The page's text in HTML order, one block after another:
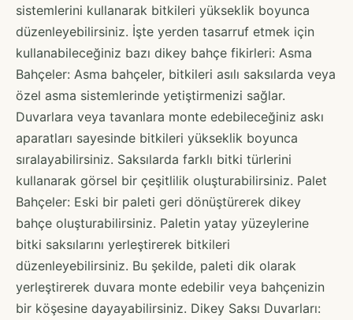
sistemlerini kullanarak bitkileri yükseklik boyunca
düzenleyebilirsiniz. İşte yerden tasarruf etmek için
kullanabileceğiniz bazı dikey bahçe fikirleri: Asma
Bahçeler: Asma bahçeler, bitkileri asılı saksılarda veya
özel asma sistemlerinde yetiştirmenizi sağlar.
Duvarlara veya tavanlara monte edebileceğiniz askı
aparatları sayesinde bitkileri yükseklik boyunca
sıralayabilirsiniz. Saksılarda farklı bitki türlerini
kullanarak görsel bir çeşitlilik oluşturabilirsiniz. Palet
Bahçeler: Eski bir paleti geri dönüştürerek dikey
bahçe oluşturabilirsiniz. Paletin yatay yüzeylerine
bitki saksılarını yerleştirerek bitkileri
düzenleyebilirsiniz. Bu şekilde, paleti dik olarak
yerleştirerek duvara monte edebilir veya bahçenizin
bir köşesine dayayabilirsiniz. Dikey Saksı Duvarları: